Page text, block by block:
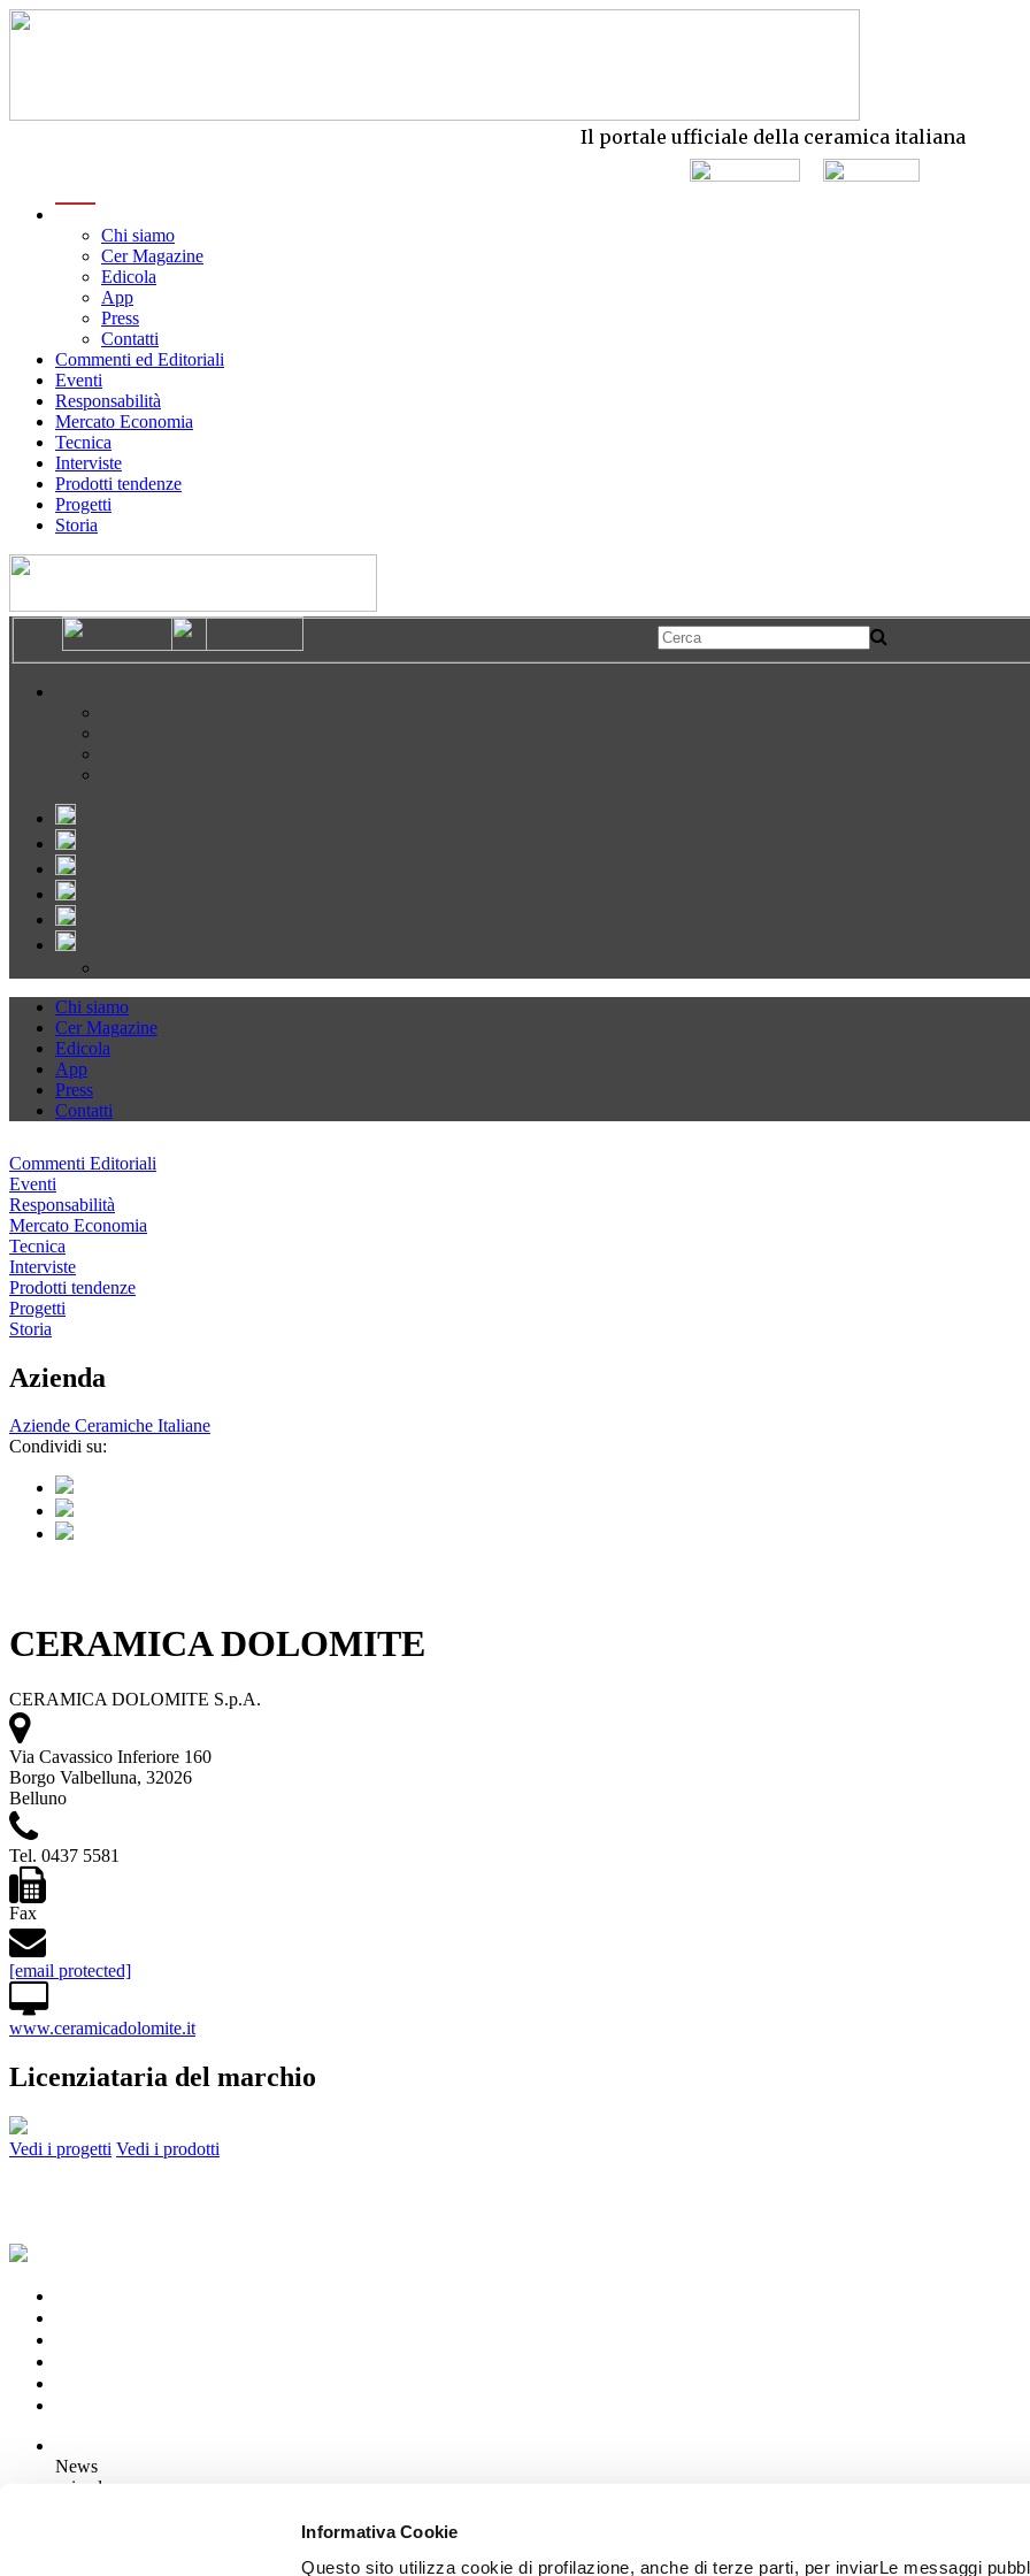
Informativa Cookie
Questo sito utilizza cookie di profilazione, anche di terze parti, per inviarLe messaggi
Il portale ufficiale della ceramica italiana
Chi siamo
Cer Magazine
Edicola
App
Press
Contatti
Commenti ed Editoriali
Eventi
Responsabilità
Mercato Economia
Tecnica
Interviste
Prodotti tendenze
Progetti
Storia
Chi siamo
Cer Magazine
Edicola
App
Press
Contatti
Commenti Editoriali
Eventi
Responsabilità
Mercato Economia
Tecnica
Interviste
Prodotti tendenze
Progetti
Storia
Azienda
Aziende Ceramiche Italiane
Condividi su:
CERAMICA DOLOMITE
CERAMICA DOLOMITE S.p.A.
Via Cavassico Inferiore 160
Borgo Valbelluna, 32026
Belluno
Tel. 0437 5581
Fax
[email protected]
www.ceramicadolomite.it
Licenziataria del marchio
Vedi i progetti Vedi i prodotti
News
aziende